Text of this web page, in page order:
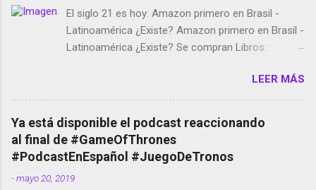
El siglo 21 es hoy: Amazon primero en Brasil -
Latinoamérica ¿Existe? Amazon primero en Brasil -
Latinoamérica ¿Existe? Se compran Libros:
temporada de Black Mirror Twitter deja de verificar
cuentas Responden los fotógrafos Brian May y el
copyright en Instagram Música y vídeo selfies en la
red social Riddley Scott saca a Kevin Spacey de su
película Francisco regaña a los que usan el
smartphone en sus misas La serie de la Tierra
Media GoBee - StartUp de bicicletas de alquiler
LEER MÁS
Ya está disponible el podcast reaccionando
al final de #GameOfThrones
#PodcastEnEspañol #JuegoDeTronos
-mayo 20, 2019